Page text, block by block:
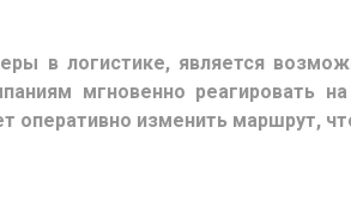
в логистике, является
мгновенно реагировать
оперативно изменить маршрут,